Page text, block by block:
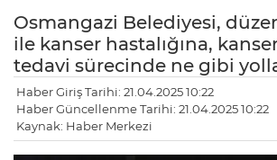
Osmangazi Belediyesi,
ile kanser hastalığına,
tedavi sürecinde ne gibi
Haber Giriş Tarihi: 21.04.2025 10:22
Haber Güncellenme Tarihi: 21.04.2025 10:22
Kaynak: Haber Merkezi